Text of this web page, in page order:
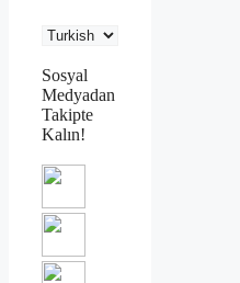
Sosyal
Medyadan
Takipte
Kalın!